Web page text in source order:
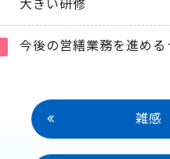
大きい研修
今後の営繕業務を進め
雑感